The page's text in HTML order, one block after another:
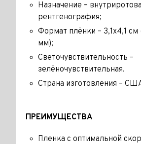
Назначение –
рентгенография;
Формат плёнки – 3,1х4,1
мм);
Светочувствительность –
зелёночувствительная.
Страна изготовления –
ПРЕИМУЩЕСТВА
Пленка с оптимальной